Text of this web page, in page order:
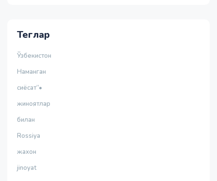
Теглар
Ўзбекистон
Наманган
сиёсат”•
жиноятлар
билан
Rossiya
жахон
jinoyat